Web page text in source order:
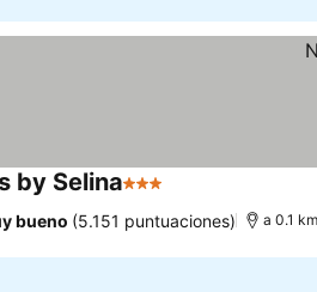
by Selina3 Estrellas
bueno (5.151 puntuaciones) a 0.1